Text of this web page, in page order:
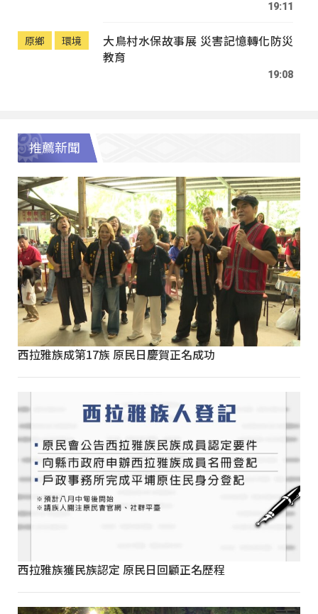
19:11
原鄉 環境
大鳥村水保故事展 災害記憶轉化防災
教育
19:08
推薦新聞
西拉雅族成第17族 原民日慶賀正名成功
西拉雅族獲民族認定 原民日回顧正名歷程